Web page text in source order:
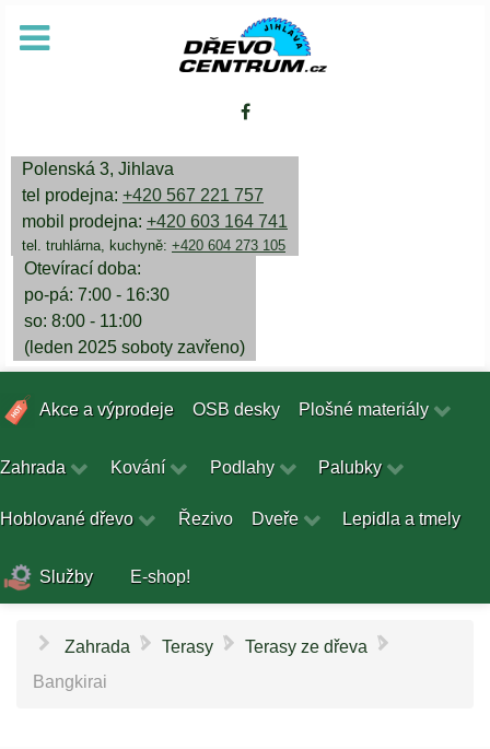
Polenská 3, Jihlava
tel prodejna: +420 567 221 757
mobil prodejna: +420 603 164 741
tel. truhlárna, kuchyně: +420 604 273 105
Otevírací doba:
po-pá: 7:00 - 16:30
so: 8:00 - 11:00
(leden 2025 soboty zavřeno)
Akce a výprodeje OSB desky Plošné materiály
Zahrada Kování Podlahy Palubky
Hoblované dřevo Řezivo Dveře Lepidla a tmely
Služby E-shop!
Zahrada \ Terasy \ Terasy ze dřeva \
Bangkirai